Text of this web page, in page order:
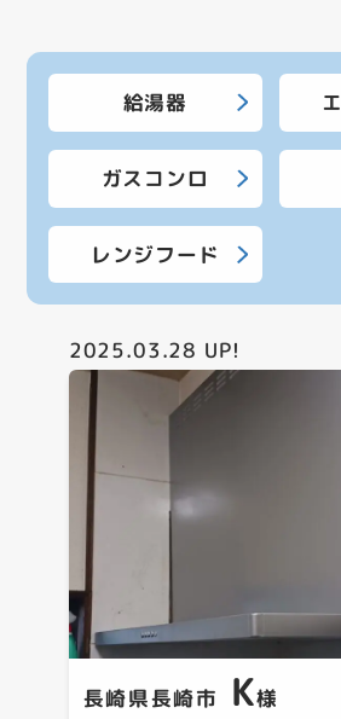
給湯器
ガスコンロ
レンジフード
2025.03.28 UP!
長崎県長崎市 K様